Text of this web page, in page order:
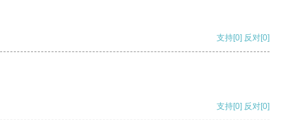
支持[0] 反对[0]
支持[0] 反对[0]